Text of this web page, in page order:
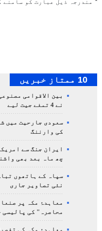
* مندرجہ ذیل عبارت کو سامنے
10 ممتاز خبریں
بین الاقوامی
نے 4 تمغے جیت لیے
سعودی جارحیت میں
کی وارننگ
ایران جنگ سے
چھ ماہ بعد بھی
سپاہ کے ہاتھوں
نئی تصاویر جاری
معاہدۂ مکہ پر
محاصرہ" کی پالیسی
معاہدۂ مکہ کی